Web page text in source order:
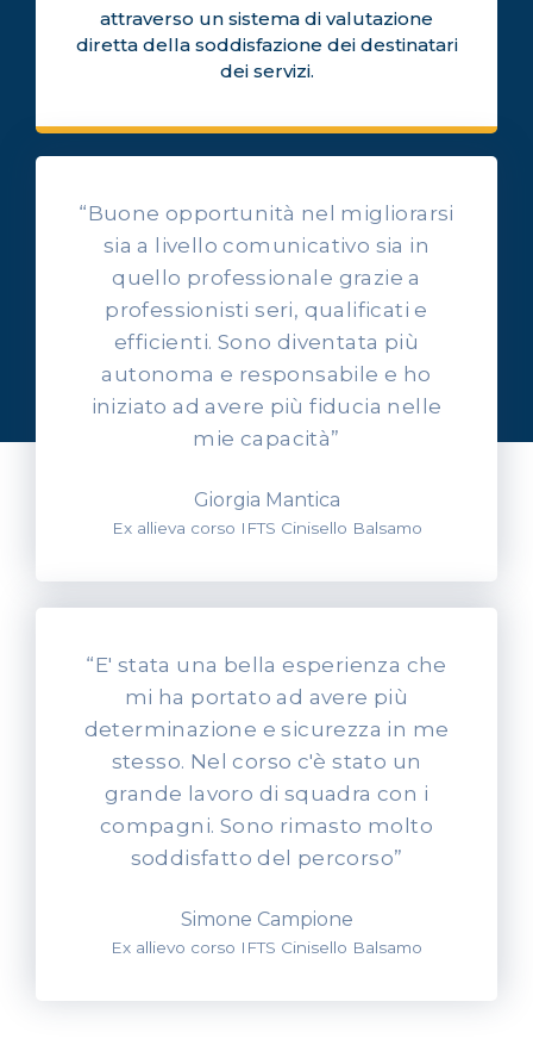
attraverso un sistema di valutazione
diretta della soddisfazione dei destinatari
dei servizi.
OPINIONI DEI NOSTRI ALLIEVI
Ascolta l'esperienza dei
nostri allievi
“Buone opportunità nel migliorarsi
sia a livello comunicativo sia in
quello professionale grazie a
professionisti seri, qualificati e
efficienti. Sono diventata più
autonoma e responsabile e ho
iniziato ad avere più fiducia nelle
mie capacità”
Giorgia Mantica
Ex allieva corso IFTS Cinisello Balsamo
“E' stata una bella esperienza che
mi ha portato ad avere più
determinazione e sicurezza in me
stesso. Nel corso c'è stato un
grande lavoro di squadra con i
compagni. Sono rimasto molto
soddisfatto del percorso”
Simone Campione
Ex allievo corso IFTS Cinisello Balsamo